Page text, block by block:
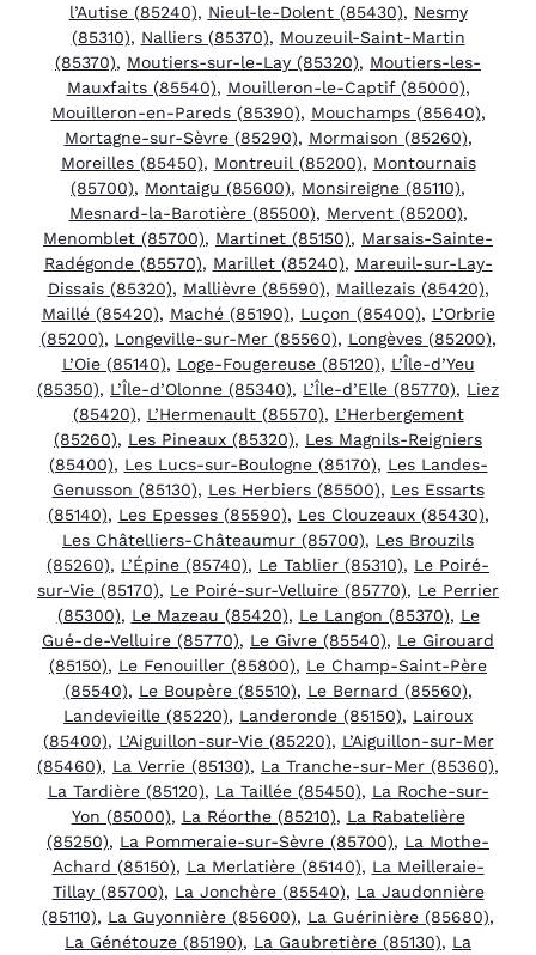
l’Autise (85240), Nieul-le-Dolent (85430), Nesmy
(85310), Nalliers (85370), Mouzeuil-Saint-Martin
(85370), Moutiers-sur-le-Lay (85320), Moutiers-les-
Mauxfaits (85540), Mouilleron-le-Captif (85000),
Mouilleron-en-Pareds (85390), Mouchamps (85640),
Mortagne-sur-Sèvre (85290), Mormaison (85260),
Moreilles (85450), Montreuil (85200), Montournais
(85700), Montaigu (85600), Monsireigne (85110),
Mesnard-la-Barotière (85500), Mervent (85200),
Menomblet (85700), Martinet (85150), Marsais-Sainte-
Radégonde (85570), Marillet (85240), Mareuil-sur-Lay-
Dissais (85320), Mallièvre (85590), Maillezais (85420),
Maillé (85420), Maché (85190), Luçon (85400), L’Orbrie
(85200), Longeville-sur-Mer (85560), Longèves (85200),
L’Oie (85140), Loge-Fougereuse (85120), L’Île-d’Yeu
(85350), L’Île-d’Olonne (85340), L’Île-d’Elle (85770), Liez
(85420), L’Hermenault (85570), L’Herbergement
(85260), Les Pineaux (85320), Les Magnils-Reigniers
(85400), Les Lucs-sur-Boulogne (85170), Les Landes-
Genusson (85130), Les Herbiers (85500), Les Essarts
(85140), Les Epesses (85590), Les Clouzeaux (85430),
Les Châtelliers-Châteaumur (85700), Les Brouzils
(85260), L’Épine (85740), Le Tablier (85310), Le Poiré-
sur-Vie (85170), Le Poiré-sur-Velluire (85770), Le Perrier
(85300), Le Mazeau (85420), Le Langon (85370), Le
Gué-de-Velluire (85770), Le Givre (85540), Le Girouard
(85150), Le Fenouiller (85800), Le Champ-Saint-Père
(85540), Le Boupère (85510), Le Bernard (85560),
Landevieille (85220), Landeronde (85150), Lairoux
(85400), L’Aiguillon-sur-Vie (85220), L’Aiguillon-sur-Mer
(85460), La Verrie (85130), La Tranche-sur-Mer (85360),
La Tardière (85120), La Taillée (85450), La Roche-sur-
Yon (85000), La Réorthe (85210), La Rabatelière
(85250), La Pommeraie-sur-Sèvre (85700), La Mothe-
Achard (85150), La Merlatière (85140), La Meilleraie-
Tillay (85700), La Jonchère (85540), La Jaudonnière
(85110), La Guyonnière (85600), La Guérinière (85680),
La Génétouze (85190), La Gaubretière (85130), La